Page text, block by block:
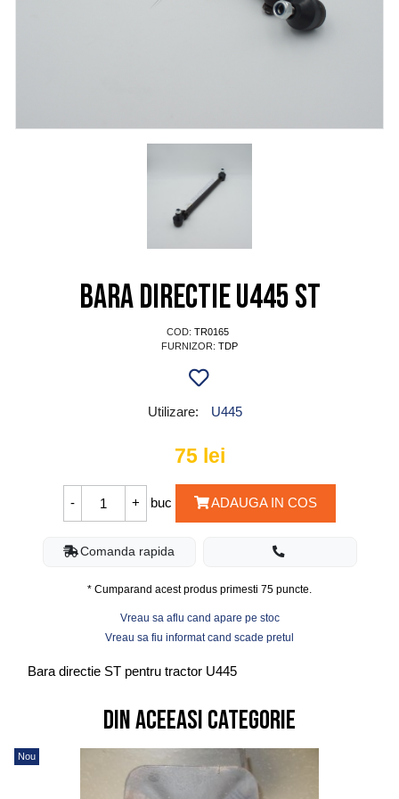
Bara directie U445 ST
COD: TR0165
FURNIZOR: TDP
Utilizare: U445
75 lei
buc ADAUGA IN COS
Comanda rapida
* Cumparand acest produs primesti 75 puncte.
Vreau sa aflu cand apare pe stoc
Vreau sa fiu informat cand scade pretul
Bara directie ST pentru tractor U445
Din aceeasi categorie
Nou